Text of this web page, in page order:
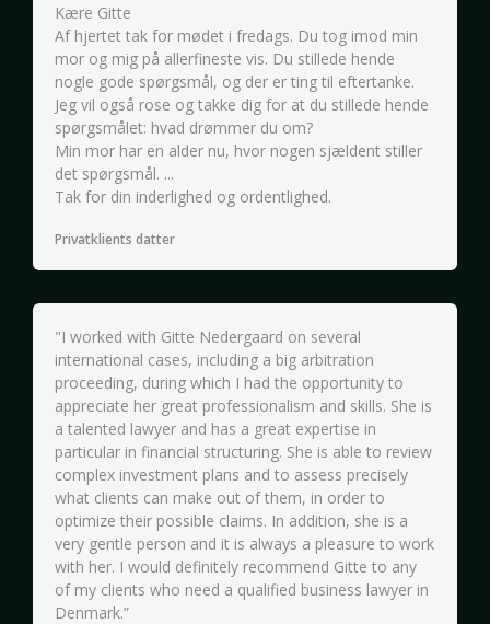
Kære Gitte
Af hjertet tak for mødet i fredags. Du tog imod min
mor og mig på allerfineste vis. Du stillede hende
nogle gode spørgsmål, og der er ting til eftertanke.
Jeg vil også rose og takke dig for at du stillede hende
spørgsmålet: hvad drømmer du om?
Min mor har en alder nu, hvor nogen sjældent stiller
det spørgsmål. ...
Tak for din inderlighed og ordentlighed.
Privatklients datter
"I worked with Gitte Nedergaard on several
international cases, including a big arbitration
proceeding, during which I had the opportunity to
appreciate her great professionalism and skills. She is
a talented lawyer and has a great expertise in
particular in financial structuring. She is able to review
complex investment plans and to assess precisely
what clients can make out of them, in order to
optimize their possible claims. In addition, she is a
very gentle person and it is always a pleasure to work
with her. I would definitely recommend Gitte to any
of my clients who need a qualified business lawyer in
Denmark.”